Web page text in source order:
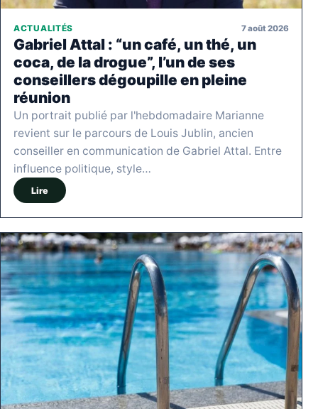
ACTUALITÉS 7 août 2026
Gabriel Attal : “un café, un thé, un
coca, de la drogue”, l’un de ses
conseillers dégoupille en pleine
réunion
Un portrait publié par l'hebdomadaire Marianne
revient sur le parcours de Louis Jublin, ancien
conseiller en communication de Gabriel Attal. Entre
influence politique, style…
Lire